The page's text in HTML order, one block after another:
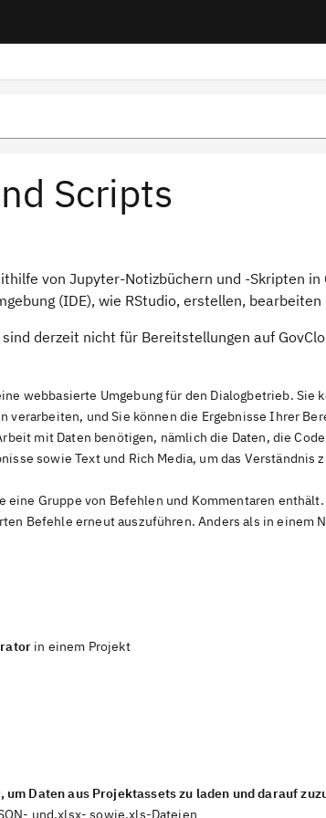
Scripts
von Jupyter-Notizbüchern und -Skripten
(IDE), wie RStudio, erstellen, bearbeiten
derzeit nicht für Bereitstellungen auf
webbasierte Umgebung für den Dialogbetrieb. Sie
verarbeiten, und Sie können die Ergebnisse Ihrer
mit Daten benötigen, nämlich die Daten, die
sowie Text und Rich Media, um das Verständnis
eine Gruppe von Befehlen und Kommentaren
Befehle erneut auszuführen. Anders als in einem
in einem Projekt
Daten aus Projektassets zu laden und darauf
und.xlsx- sowie.xls-Dateien